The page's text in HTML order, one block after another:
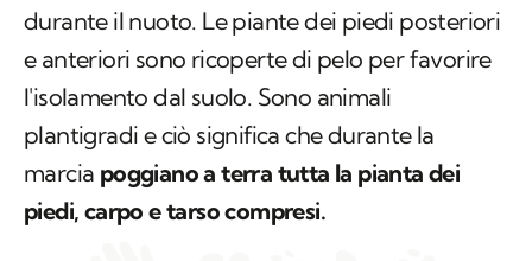
durante il nuoto. Le piante dei piedi posteriori
e anteriori sono ricoperte di pelo per favorire
l'isolamento dal suolo. Sono animali
plantigradi e ciò significa che durante la
marcia poggiano a terra tutta la pianta dei
piedi, carpo e tarso compresi.